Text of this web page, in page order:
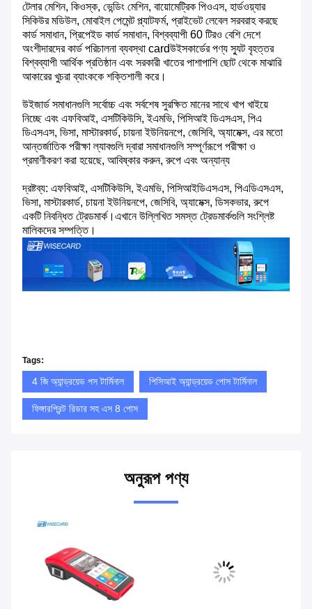
টেলার মেশিন, কিওস্ক, ভেন্ডিং মেশিন, বায়োমেট্রিক পিওএস, হার্ডওয়্যার
সিকিউর মডিউল, মোবাইল পেমেন্ট প্ল্যাটফর্ম, প্রাইভেট লেবেল সরবরাহ করছে
কার্ড সমাধান, প্রিপেইড কার্ড সমাধান, বিশ্বব্যাপী 60 টিরও বেশি দেশে
অংশীদারদের কার্ড পরিচালনা ব্যবস্থা cardউইসকার্ডের পণ্য স্যুট বৃহত্তর
বিশ্বব্যাপী আর্থিক প্রতিষ্ঠান এবং সরকারী খাতের পাশাপাশি ছোট থেকে মাঝারি
আকারের খুচরা ব্যাংককে শক্তিশালী করে।
উইজার্ড সমাধানগুলি সর্বোচ্চ এবং সর্বশেষ সুরক্ষিত মানের সাথে খাপ খাইয়ে
নিচ্ছে এবং এফবিআই, এসটিকিউসি, ইএমভি, পিসিআই ডিএসএস, পিএ
ডিএসএস, ভিসা, মাস্টারকার্ড, চায়না ইউনিয়নপে, জেসিবি, অ্যামেক্স, এর মতো
আন্তর্জাতিক পরীক্ষা ল্যাবগুলি দ্বারা সমাধানগুলি সম্পূর্ণরূপে পরীক্ষা ও
প্রমাণীকরণ করা হয়েছে, আবিষ্কার করুন, রুপে এবং অন্যান্য
দ্রষ্টব্য: এফবিআই, এসটিকিউসি, ইএমভি, পিসিআইডিএসএস, পিএডিএসএস,
ভিসা, মাস্টারকার্ড, চায়না ইউনিয়নপে, জেসিবি, অ্যামেক্স, ডিসকভার, রুপে
একটি নিবন্ধিত ট্রেডমার্ক।এখানে উল্লিখিত সমস্ত ট্রেডমার্কগুলি সংশ্লিষ্ট
মালিকদের সম্পত্তি।
Tags:
4 জি অ্যান্ড্রয়েড পস টার্মিনাল পিসিআই অ্যান্ড্রয়েড পোস টার্মিনাল
ফিঙ্গারপ্রিন্ট রিডার সহ এস 8 পোস
অনুরূপ পণ্য